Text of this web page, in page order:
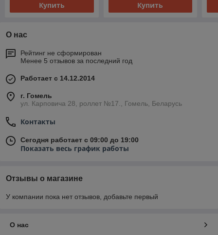
Купить Купить
О нас
Рейтинг не сформирован
Менее 5 отзывов за последний год
Работает с 14.12.2014
г. Гомель
ул. Карповича 28, роллет №17., Гомель, Беларусь
Контакты
Сегодня работает с 09:00 до 19:00
Показать весь график работы
Отзывы о магазине
У компании пока нет отзывов, добавьте первый
О нас